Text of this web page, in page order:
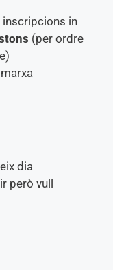
inscripcions in
(per ordre
dia
però vull